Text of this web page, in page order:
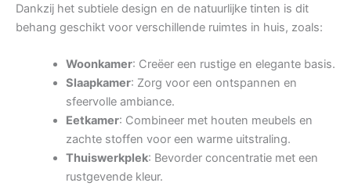
Dankzij het subtiele design en de natuurlijke tinten is dit
behang geschikt voor verschillende ruimtes in huis, zoals:
Woonkamer: Creëer een rustige en elegante basis.
Slaapkamer: Zorg voor een ontspannen en
sfeervolle ambiance.
Eetkamer: Combineer met houten meubels en
zachte stoffen voor een warme uitstraling.
Thuiswerkplek: Bevorder concentratie met een
rustgevende kleur.